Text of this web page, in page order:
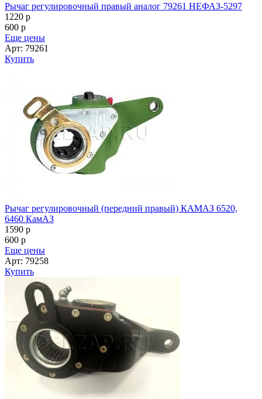
Рычаг регулировочный правый аналог 79261 НЕФАЗ-5297
1220 p
600 p
Еще цены
Арт: 79261
Купить
Рычаг регулировочный (передний правый) КАМАЗ 6520,
6460 КамАЗ
1590 p
600 p
Еще цены
Арт: 79258
Купить